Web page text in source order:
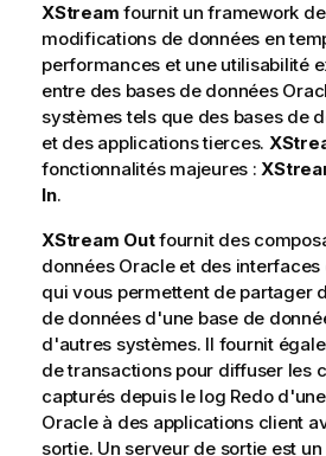
XStream fournit un framework
modifications de données en
performances et une utilisabilité
entre des bases de données
systèmes tels que des bases de
et des applications tierces.
fonctionnalités majeures :
In.
XStream Outfournit des
données Oracle et des
qui vous permettent de partager
de données d'une base de
d'autres systèmes. Il fournit
de transactions pour diffuser les
capturés depuis le log Redo
Oracle à des applications client
sortie. Un serveur de sortie est